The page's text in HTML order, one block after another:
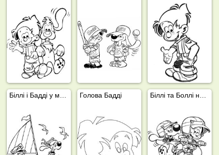
Голова Бадді